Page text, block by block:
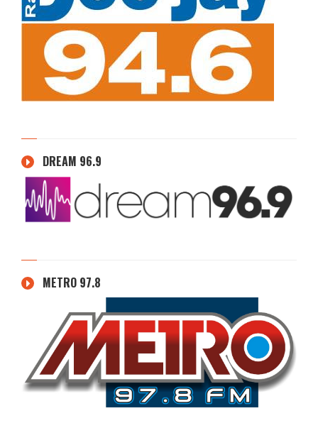
DREAM 96.9
METRO 97.8